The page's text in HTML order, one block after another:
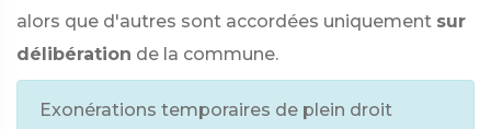
alors que d'autres sont accordées uniquement sur
délibération de la commune.
Exonérations temporaires de plein droit